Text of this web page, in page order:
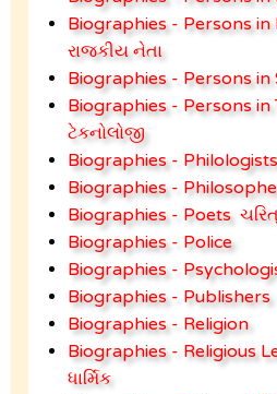
Biographies - Persons in
રાજકીય નેતા
Biographies - Persons in
Biographies - Persons in
ટેકનોલોજી
Biographies - Philologists
Biographies -
Biographies - Poets
Biographies - Police
Biographies -
Biographies - Publishers
Biographies - Religion
Biographies - Religious
ધાર્મિક